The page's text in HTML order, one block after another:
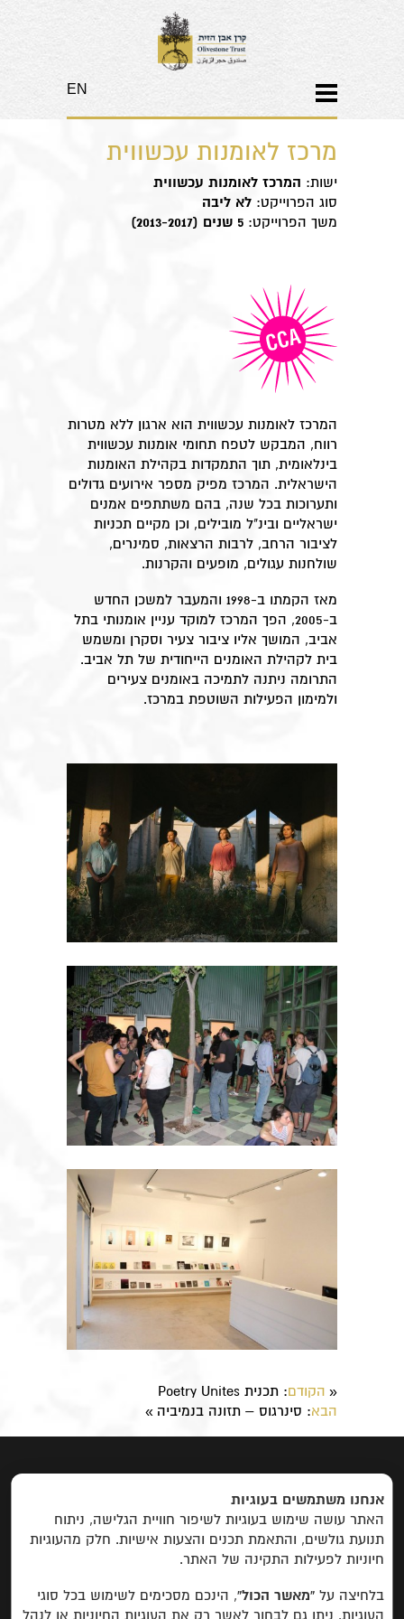
EN
מרכז לאומנות עכשווית
ישות: המרכז לאומנות עכשווית
סוג הפרוייקט: לא ליבה
משך הפרוייקט: 5 שנים (2013-2017)
המרכז לאומנות עכשווית הוא ארגון ללא מטרות
רווח, המבקש לטפח תחומי אומנות עכשווית
בינלאומית, תוך התמקדות בקהילת האומנות
הישראלית. המרכז מפיק מספר אירועים גדולים
ותערוכות בכל שנה, בהם משתתפים אמנים
ישראליים ובינ"ל מובילים, וכן מקיים תכניות
לציבור הרחב, לרבות הרצאות, סמינרים,
שולחנות עגולים, מופעים והקרנות.
מאז הקמתו ב-1998 והמעבר למשכן החדש
ב-2005, הפך המרכז למוקד עניין אומנותי בתל
אביב, המושך אליו ציבור צעיר וסקרן ומשמש
בית לקהילת האומנים הייחודית של תל אביב.
התרומה ניתנה לתמיכה באומנים צעירים
ולמימון הפעילות השוטפת במרכז.
« הקודם: ​תכנית Poetry Unites
הבא: סינרגוס – תזונה בנמיביה »
פרויקטים לפי קטגוריות:
פיתוח כלכלי חינוך, מחקר ופיתוח משאבים
שהסתיימו
אנחנו משתמשים בעוגיות
האתר עושה שימוש בעוגיות לשיפור חוויית הגלישה, ניתוח
תנועת גולשים, והתאמת תכנים והצעות אישיות. חלק מהעוגיות
חיוניות לפעילות התקינה של האתר.
בלחיצה על“מאשר הכול”, הינכם מסכימים לשימוש בכל סוגי
העוגיות. ניתן גם לבחור לאשר רק את העוגיות החיוניות או לנהל